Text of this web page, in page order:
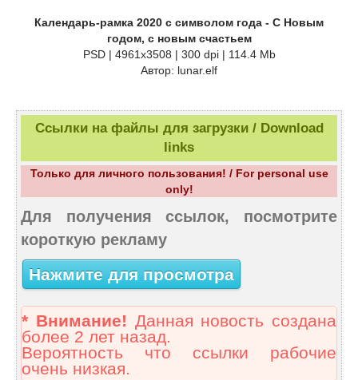
Календарь-рамка 2020 с символом года - С Новым
годом, с новым счастьем
PSD | 4961х3508 | 300 dpi | 114.4 Mb
Автор: lunar.elf
Ссылки на файлы для загрузки / Download
links
Только для личного пользования! / For personal use
only!
Для получения ссылок, посмотрите
короткую рекламу
Нажмите для просмотра
* Внимание! Данная новость создана
более 2 лет назад.
Вероятность что ссылки рабочие
очень низкая.